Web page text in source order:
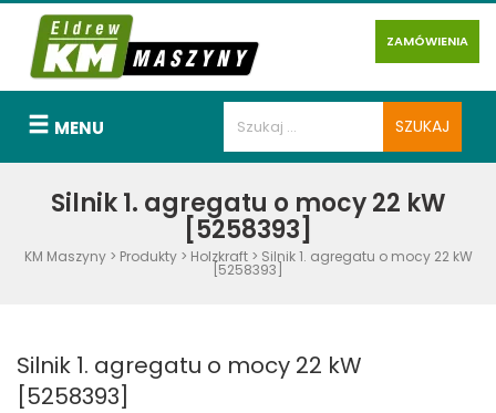
ZAMÓWIENIA
MENU
Silnik 1. agregatu o mocy 22 kW
[5258393]
KM Maszyny> Produkty> Holzkraft> Silnik 1. agregatu o mocy 22 kW
[5258393]
Silnik 1. agregatu o mocy 22 kW
[5258393]